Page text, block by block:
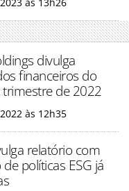
divulga
financeiros do
de 2022
às 12h35
relatório com
políticas ESG já